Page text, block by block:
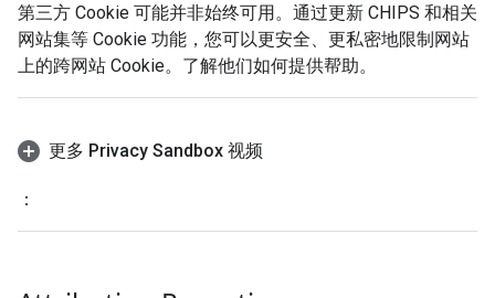
第三方 Cookie 可能并非始终可用。通过更新 CHIPS 和相关
网站集等 Cookie 功能，您可以更安全、更私密地限制网站
上的跨网站 Cookie。了解他们如何提供帮助。
更多 Privacy Sandbox 视频
：